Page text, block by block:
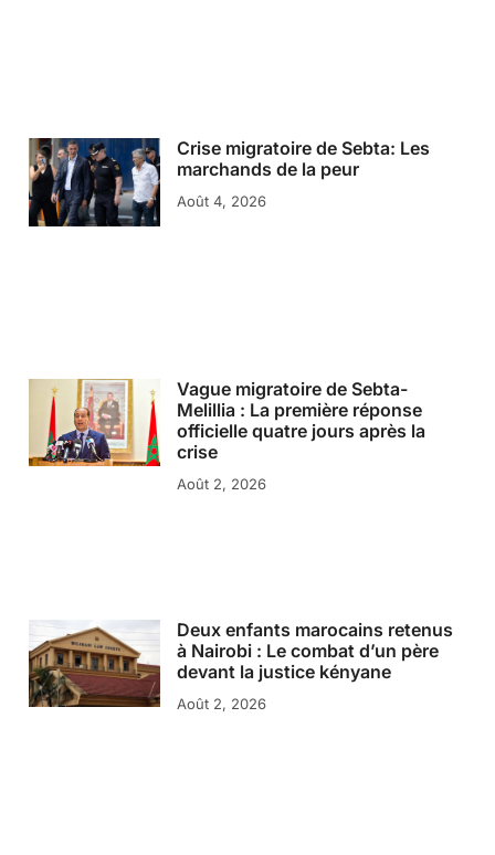
Crise migratoire de Sebta: Les
marchands de la peur
Août 4, 2026
Vague migratoire de Sebta-
Melillia : La première réponse
officielle quatre jours après la
crise
Août 2, 2026
Deux enfants marocains retenus
à Nairobi : Le combat d’un père
devant la justice kényane
Août 2, 2026